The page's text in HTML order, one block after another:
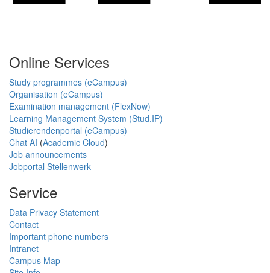
Online Services
Study programmes (eCampus)
Organisation (eCampus)
Examination management (FlexNow)
Learning Management System (Stud.IP)
Studierendenportal (eCampus)
Chat AI (Academic Cloud)
Job announcements
Jobportal Stellenwerk
Service
Data Privacy Statement
Contact
Important phone numbers
Intranet
Campus Map